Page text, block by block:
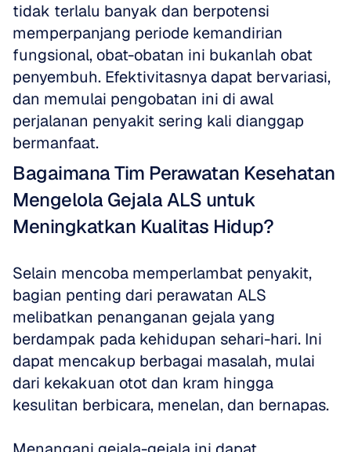
tidak terlalu banyak dan berpotensi
memperpanjang periode kemandirian
fungsional, obat-obatan ini bukanlah obat
penyembuh. Efektivitasnya dapat bervariasi,
dan memulai pengobatan ini di awal
perjalanan penyakit sering kali dianggap
bermanfaat.
Bagaimana Tim Perawatan Kesehatan
Mengelola Gejala ALS untuk
Meningkatkan Kualitas Hidup?
Selain mencoba memperlambat penyakit,
bagian penting dari perawatan ALS
melibatkan penanganan gejala yang
berdampak pada kehidupan sehari-hari. Ini
dapat mencakup berbagai masalah, mulai
dari kekakuan otot dan kram hingga
kesulitan berbicara, menelan, dan bernapas.